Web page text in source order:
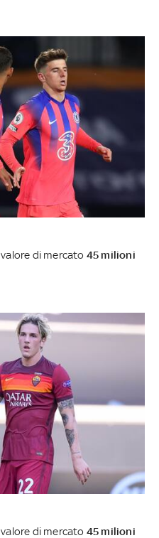
di mercato 45 milioni
di mercato 45 milioni